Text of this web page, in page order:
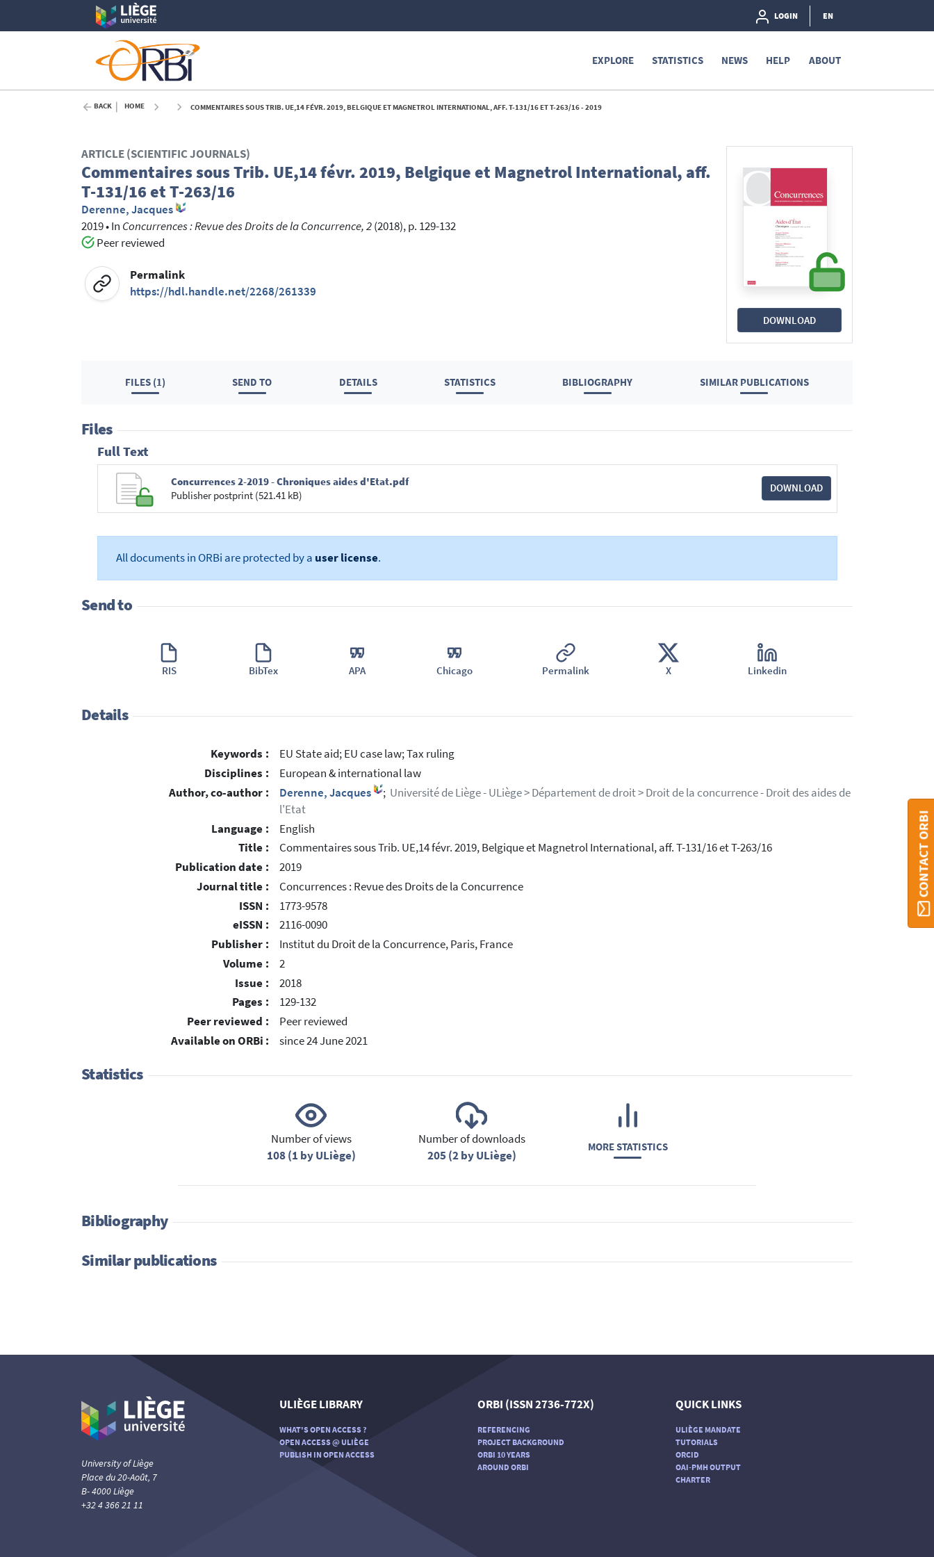
LOGIN EN
EXPLORE STATISTICS NEWS HELP ABOUT
BACK HOME COMMENTAIRES SOUS TRIB. UE,14 FÉVR. 2019, BELGIQUE ET MAGNETROL INTERNATIONAL, AFF. T-131/16 ET T-263/16 - 2019
DOWNLOAD
ARTICLE (SCIENTIFIC JOURNALS)
Commentaires sous Trib. UE,14 févr. 2019, Belgique et Magnetrol International, aff.
T-131/16 et T-263/16
Derenne, Jacques
2019•In Concurrences : Revue des Droits de la Concurrence, 2(2018), p. 129-132
Peer reviewed
Permalink
https://hdl.handle.net/2268/261339
FILES (1) SEND TO DETAILS STATISTICS BIBLIOGRAPHY SIMILAR PUBLICATIONS
Files
Full Text
Concurrences 2-2019 - Chroniques aides d'Etat.pdf
Publisher postprint (521.41 kB)
DOWNLOAD
All documents in ORBi are protected by a user license.
Send to
RIS BibTex APA Chicago Permalink X Linkedin
Details
Keywords :
EU State aid; EU case law; Tax ruling
Disciplines :
European & international law
Author, co-author :
Derenne, Jacques ; Université de Liège - ULiège > Département de droit > Droit de la concurrence - Droit des aides de
l'Etat
Language :
English
Title :
Commentaires sous Trib. UE,14 févr. 2019, Belgique et Magnetrol International, aff. T-131/16 et T-263/16
Publication date :
2019
Journal title :
Concurrences : Revue des Droits de la Concurrence
ISSN :
1773-9578
eISSN :
2116-0090
Publisher :
Institut du Droit de la Concurrence, Paris, France
Volume :
2
Issue :
2018
Pages :
129-132
Peer reviewed :
Peer reviewed
Available on ORBi :
since 24 June 2021
Statistics
Number of views
108 (1 by ULiège)
Number of downloads
205 (2 by ULiège)
MORE STATISTICS
Bibliography
Similar publications
CONTACT ORBI
University of Liège
Place du 20-Août, 7
B- 4000 Liège
+32 4 366 21 11
ULIÈGE LIBRARY
WHAT'S OPEN ACCESS ?
OPEN ACCESS @ ULIÈGE
PUBLISH IN OPEN ACCESS
ORBI (ISSN 2736-772X)
REFERENCING
PROJECT BACKGROUND
ORBI 10 YEARS
AROUND ORBI
QUICK LINKS
ULIÈGE MANDATE
TUTORIALS
ORCID
OAI-PMH OUTPUT
CHARTER